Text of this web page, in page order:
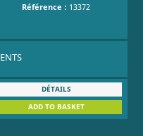
Référence : 13372
DÉTAILS
ADD TO BASKET